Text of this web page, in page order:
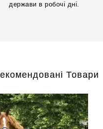
держави в робочі дні.
Товари